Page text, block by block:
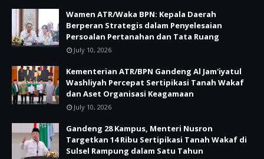
Wamen ATR/Waka BPN: Kepala Daerah
Berperan Strategis dalam Penyelesaian
Persoalan Pertanahan dan Tata Ruang
July 10, 2026
Kementerian ATR/BPN Gandeng Al Jam'iyatul
Washliyah Percepat Sertipikasi Tanah Wakaf
dan Aset Organisasi Keagamaan
July 10, 2026
Gandeng 28 Kampus, Menteri Nusron
Targetkan 14 Ribu Sertipikasi Tanah Wakaf di
Sulsel Rampung dalam Satu Tahun